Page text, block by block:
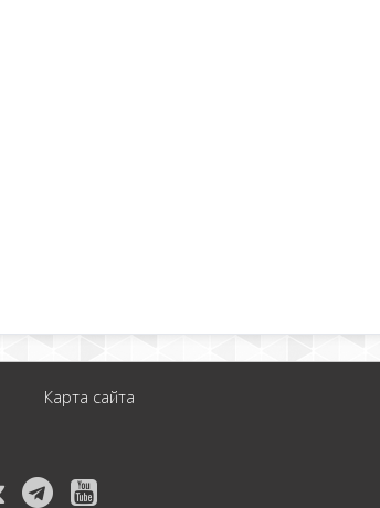
Карта сайта